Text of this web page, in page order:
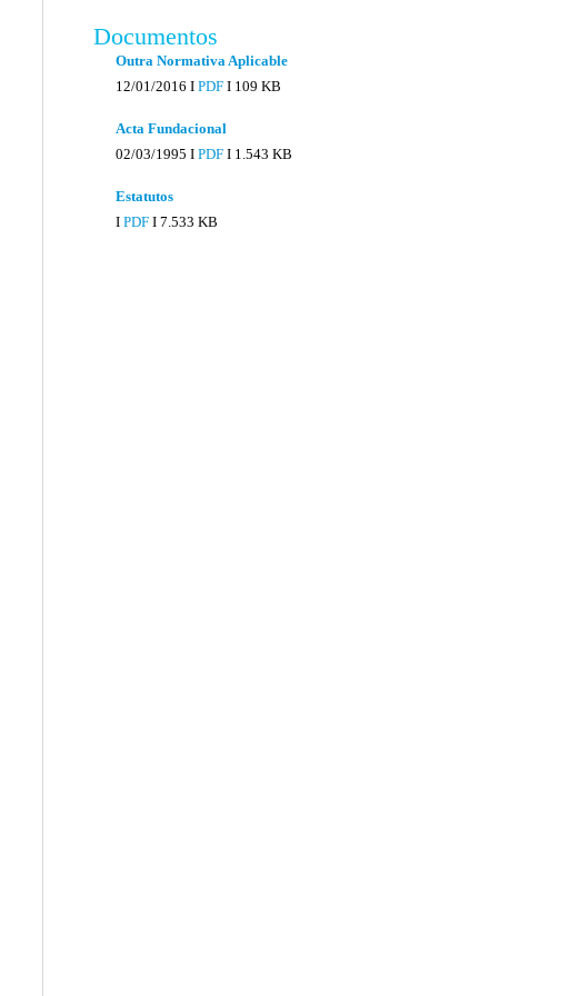
Documentos
Outra Normativa Aplicable
12/01/2016 I PDF I 109 KB
Acta Fundacional
02/03/1995 I PDF I 1.543 KB
Estatutos
I PDF I 7.533 KB